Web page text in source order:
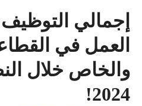
العمل في
والخاص خلال
2024!